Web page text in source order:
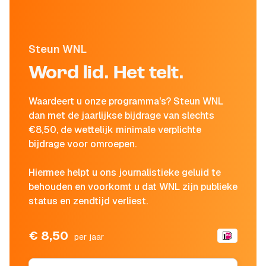
Steun WNL
Word lid. Het telt.
Waardeert u onze programma's? Steun WNL
dan met de jaarlijkse bijdrage van slechts
€8,50, de wettelijk minimale verplichte
bijdrage voor omroepen.
Hiermee helpt u ons journalistieke geluid te
behouden en voorkomt u dat WNL zijn publieke
status en zendtijd verliest.
€ 8,50 per jaar